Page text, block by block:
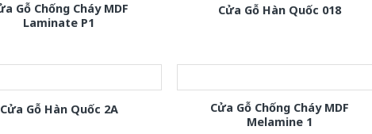
Gỗ Chống Cháy MDF
Laminate P1
Cửa Gỗ Hàn Quốc 018
Cửa Gỗ Hàn Quốc 2A
Cửa Gỗ Chống Cháy MDF
Melamine 1